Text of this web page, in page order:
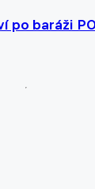
po baráži